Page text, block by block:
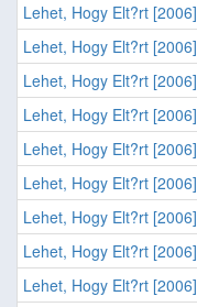
Lehet, Hogy Elt?rt [2006]
Lehet, Hogy Elt?rt [2006]
Lehet, Hogy Elt?rt [2006]
Lehet, Hogy Elt?rt [2006]
Lehet, Hogy Elt?rt [2006]
Lehet, Hogy Elt?rt [2006]
Lehet, Hogy Elt?rt [2006]
Lehet, Hogy Elt?rt [2006]
Lehet, Hogy Elt?rt [2006]